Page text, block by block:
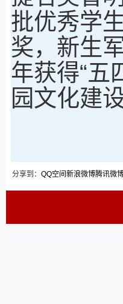
批优秀学
奖，新生
年获得“五
园文化建
分享到： QQ空间 新浪微博腾讯微